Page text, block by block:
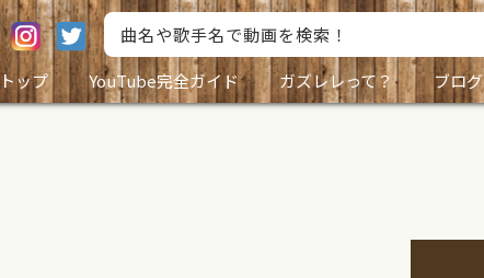
トップ
YouTube完全ガイド ガズレレって？ ブログ